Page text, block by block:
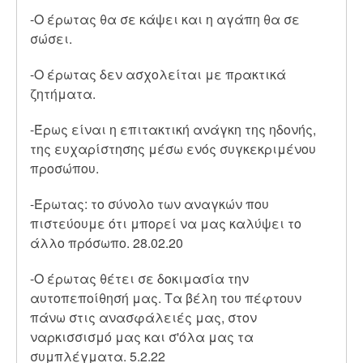
-O έρωτας θα σε κάψει και η αγάπη θα σε
σώσει.
-Ο έρωτας δεν ασχολείται με πρακτικά
ζητήματα.
-Έρως είναι η επιτακτική ανάγκη της ηδονής,
της ευχαρίστησης μέσω ενός συγκεκριμένου
προσώπου.
-Έρωτας: το σύνολο των αναγκών που
πιστεύουμε ότι μπορεί να μας καλύψει το
άλλο πρόσωπο. 28.02.20
-Ο έρωτας θέτει σε δοκιμασία την
αυτοπεποίθησή μας. Τα βέλη του πέφτουν
πάνω στις ανασφάλειές μας, στον
ναρκισσισμό μας και σ'όλα μας τα
συμπλέγματα. 5.2.22